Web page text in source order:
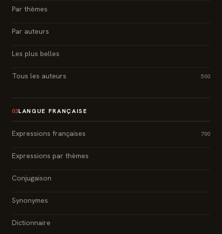
Par thèmes
Par auteurs
Les plus belles
Tous les auteurs 500
03LANGUE FRANÇAISE
Expressions françaises 700
Expressions par thèmes
Conjugaison
Synonymes
Dictionnaire